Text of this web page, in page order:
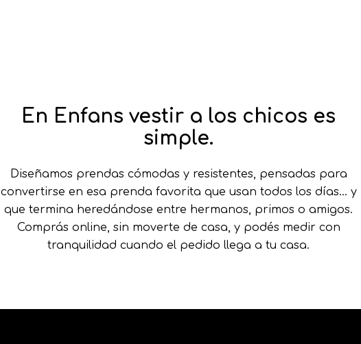
En Enfans vestir a los chicos es
simple.
Diseñamos prendas cómodas y resistentes, pensadas para
convertirse en esa prenda favorita que usan todos los días… y
que termina heredándose entre hermanos, primos o amigos.
Comprás online, sin moverte de casa, y podés medir con
tranquilidad cuando el pedido llega a tu casa.